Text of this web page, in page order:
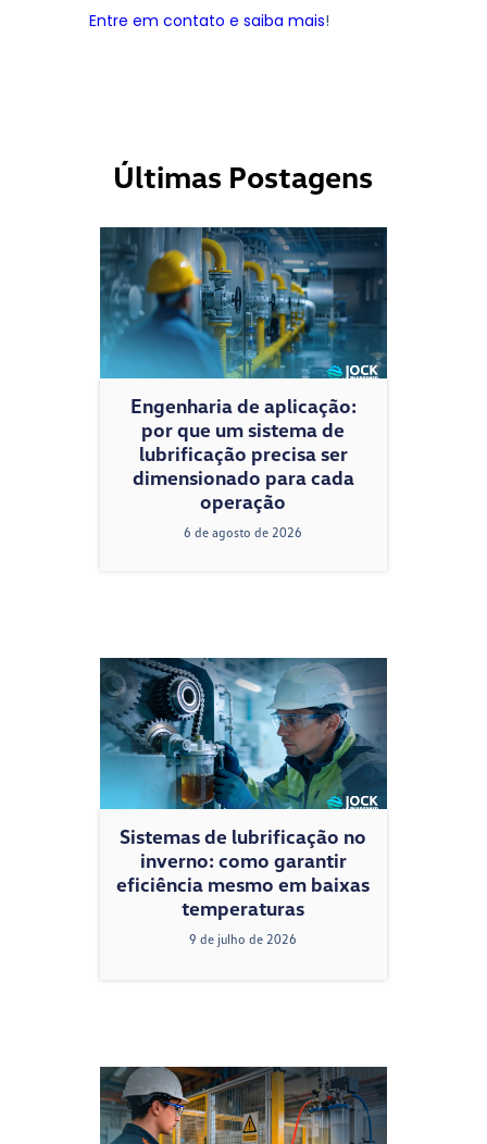
Entre em contato e saiba mais!
Últimas Postagens
Engenharia de aplicação:
por que um sistema de
lubrificação precisa ser
dimensionado para cada
operação
6 de agosto de 2026
Sistemas de lubrificação no
inverno: como garantir
eficiência mesmo em baixas
temperaturas
9 de julho de 2026